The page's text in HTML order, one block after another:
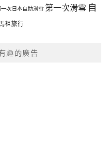
次日本自助滑雪 第一次滑雪 自
祖旅行
趣的廣告